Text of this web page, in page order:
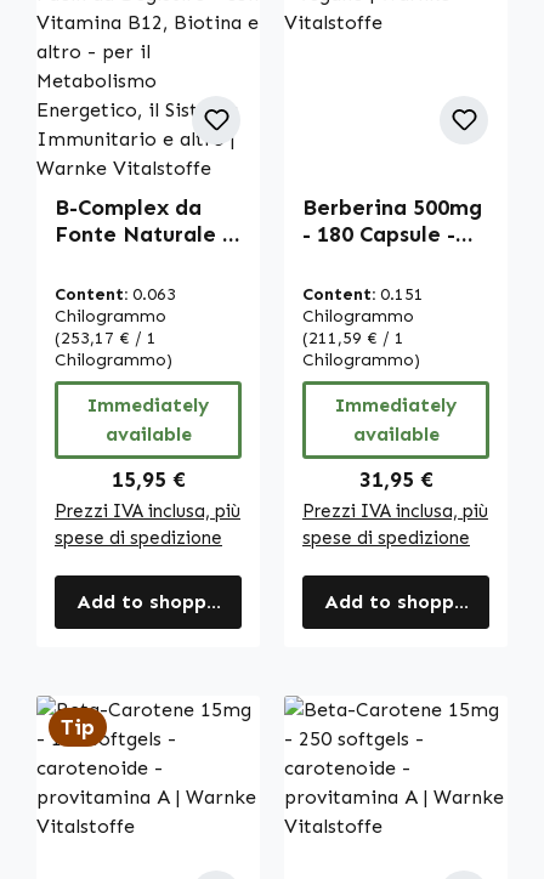
B-Complex da
Fonte Naturale -
Facili da
Deglutire - con
Vitamina B12,
Biotina e altro -
per il
Metabolismo
Energetico, il
Sistema
Immunitario e
altro | Warnke
Vitalstoffe
Content: 0.063
Chilogrammo
(253,17 € / 1
Chilogrammo)
Immediately
available
Regular price:
15,95 €
Prezzi IVA inclusa, più
spese di spedizione
Add to shopping cart
Berberina 500mg
- 180 Capsule -
vegano | Warnke
Vitalstoffe
Content: 0.151
Chilogrammo
(211,59 € / 1
Chilogrammo)
Immediately
available
Regular price:
31,95 €
Prezzi IVA inclusa, più
spese di spedizione
Add to shopping cart
Tip